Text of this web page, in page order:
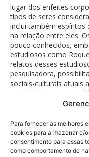
Para fornecer as melhores
cookies para armazenar e/
consentimento para essas
como comportamento de
lugar dos enfeites
tipos de seres
inclui também
na relação entre eles.
pouco conhecidos,
estudiosos como
relatos desses
pesquisadora,
sociais-culturais atuais
Joana possui artigos
considerada por